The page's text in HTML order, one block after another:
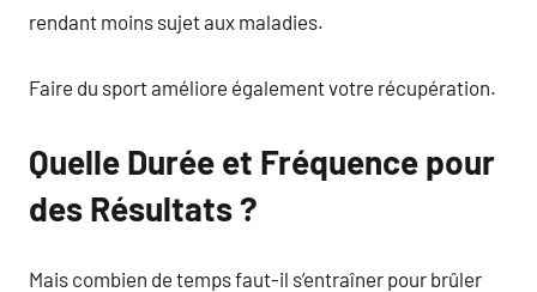
rendant moins sujet aux maladies.
Faire du sport améliore également votre récupération.
Quelle Durée et Fréquence pour
des Résultats ?
Mais combien de temps faut-il s’entraîner pour brûler